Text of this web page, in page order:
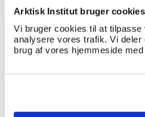
Arktisk Institut bruger cookies
Vi bruger cookies til at tilpasse
analysere vores trafik. Vi deler
brug af vores hjemmeside
1
5
til